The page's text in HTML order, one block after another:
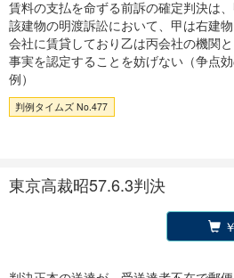
賃料の支払を命ずる前訴の確定判決は
該建物の明渡訴訟において、甲は右建
会社に賃貸しており乙は丙会社の機関
事実を認定することを妨げない（争点
例）
判例タイムズ No.477
東京高裁昭57.6.3判決